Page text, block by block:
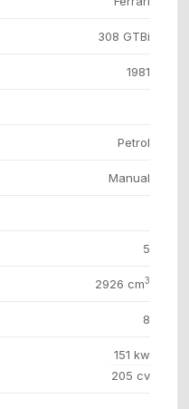
308 GTBi
1981
Petrol
Manual
5
2926 cm3
8
151 kw
205 cv